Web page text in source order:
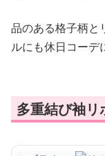
品のある格子柄と
ルにも休日コーデ
多重結び袖リ